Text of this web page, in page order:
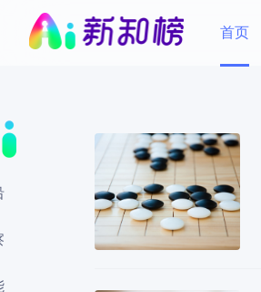
首页